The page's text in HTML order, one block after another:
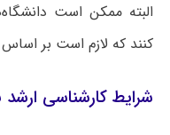
البته ممکن است
کنند که لازم است بر
شرایط کارشناسی ارشد